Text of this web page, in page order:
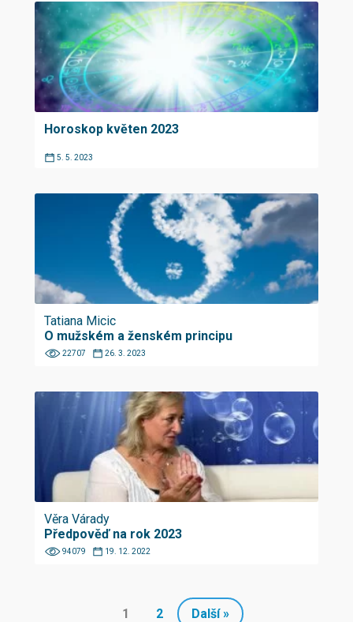
Horoskop květen 2023
5. 5. 2023
Tatiana Micic
O mužském a ženském principu
22707 26. 3. 2023
Věra Várady
Předpověď na rok 2023
94079 19. 12. 2022
1 2 Další »